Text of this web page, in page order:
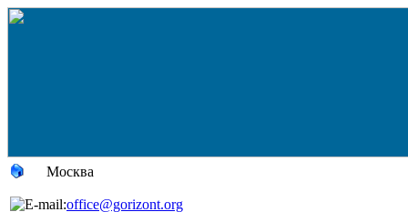
Москва
office@gorizont.org